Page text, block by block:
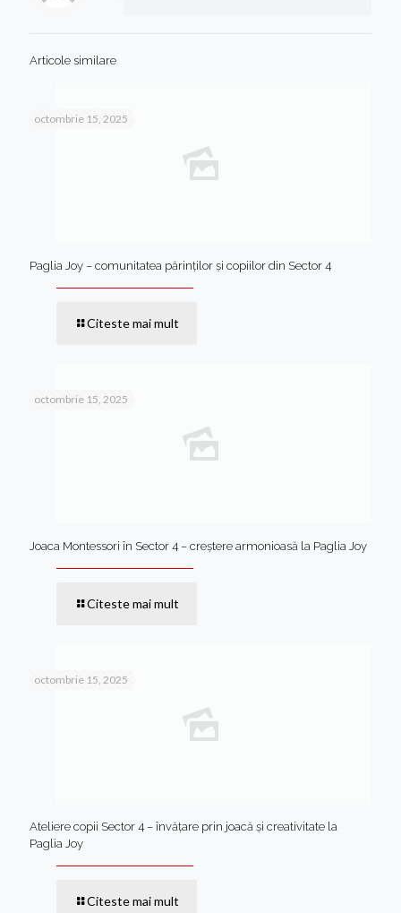
Articole similare
octombrie 15, 2025
Paglia Joy – comunitatea părinților și copiilor din Sector 4
Citeste mai mult
octombrie 15, 2025
Joaca Montessori în Sector 4 – creștere armonioasă la Paglia Joy
Citeste mai mult
octombrie 15, 2025
Ateliere copii Sector 4 – învățare prin joacă și creativitate la
Paglia Joy
Citeste mai mult